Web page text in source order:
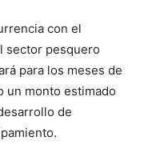
con el
sector pesquero
para los meses de
un monto estimado
de